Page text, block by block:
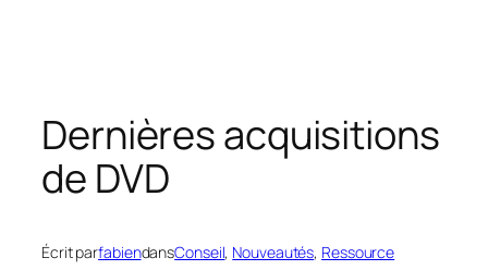
Dernières acquisitions
de DVD
Écrit parfabiendansConseil, Nouveautés, Ressource